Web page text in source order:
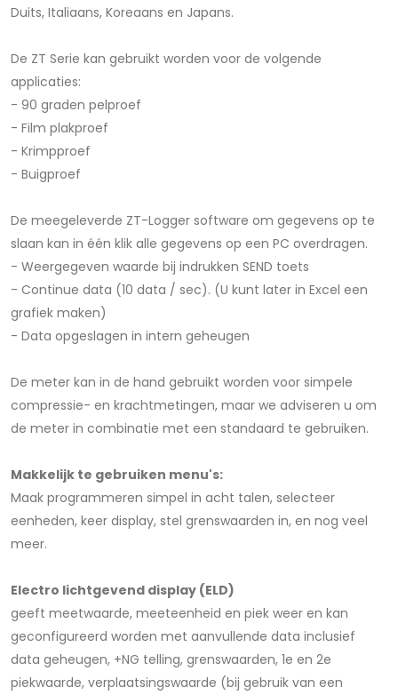
Duits, Italiaans, Koreaans en Japans.
De ZT Serie kan gebruikt worden voor de volgende
applicaties:
- 90 graden pelproef
- Film plakproef
- Krimpproef
- Buigproef
De meegeleverde ZT-Logger software om gegevens op te
slaan kan in één klik alle gegevens op een PC overdragen.
- Weergegeven waarde bij indrukken SEND toets
- Continue data (10 data / sec). (U kunt later in Excel een
grafiek maken)
- Data opgeslagen in intern geheugen
De meter kan in de hand gebruikt worden voor simpele
compressie- en krachtmetingen, maar we adviseren u om
de meter in combinatie met een standaard te gebruiken.
Makkelijk te gebruiken menu's:
Maak programmeren simpel in acht talen, selecteer
eenheden, keer display, stel grenswaarden in, en nog veel
meer.
Electro lichtgevend display (ELD)
geeft meetwaarde, meeteenheid en piek weer en kan
geconfigureerd worden met aanvullende data inclusief
data geheugen, +NG telling, grenswaarden, 1e en 2e
piekwaarde, verplaatsingswaarde (bij gebruik van een